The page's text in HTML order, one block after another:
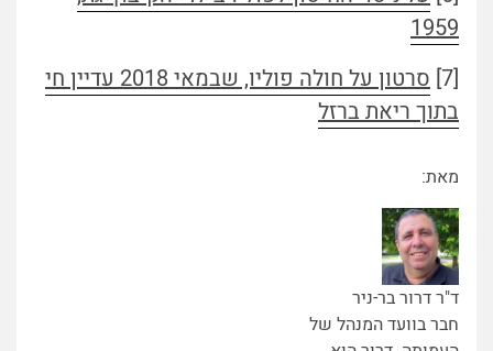
1959
[7]
סרטון על חולה פוליו, שבמאי 2018 עדיין חי
בתוך ריאת ברזל
מאת:
ד"ר דרור בר-ניר
חבר בוועד המנהל של